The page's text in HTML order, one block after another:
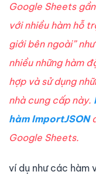
Google Sheets
với nhiều hàm hỗ
giới bên ngoài”
nhiều những hàm
hợp và sử dụng
nhà cung cấp này.
hàm ImportJSON
Google Sheets.
ví dụ như các hàm